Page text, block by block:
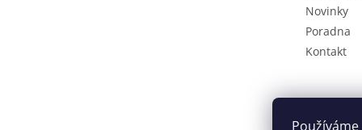
Novinky
Poradna
Kontakt